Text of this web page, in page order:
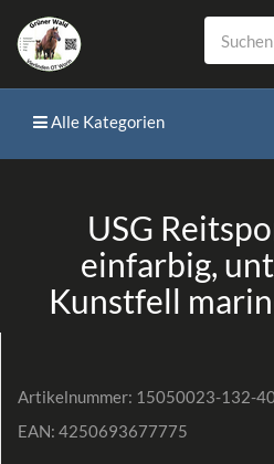
Alle Kategorien
USG
einfarbig,
Kunstfell
Artikelnummer: 15050023-132-
EAN: 4250693677775